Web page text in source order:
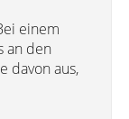
einem
an den
davon aus,